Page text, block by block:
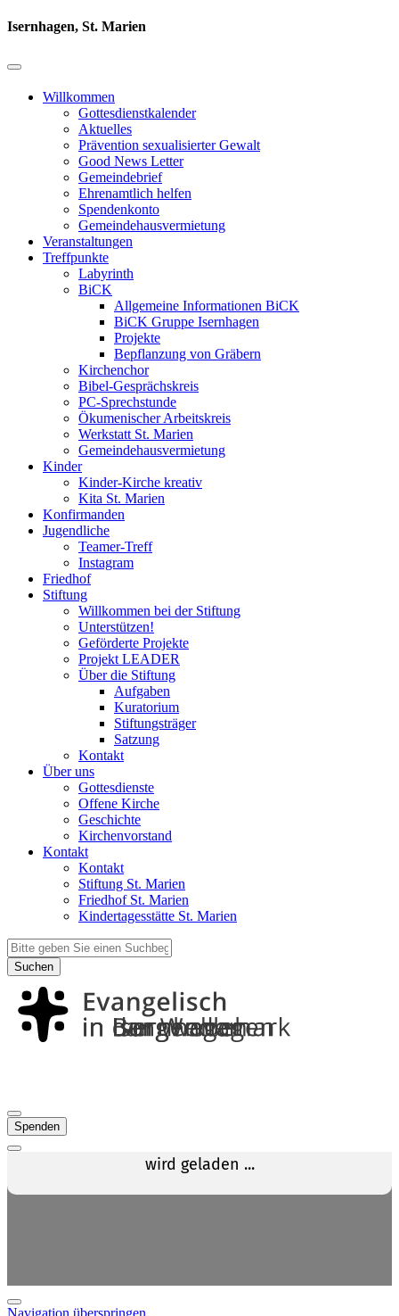
Isernhagen, St. Marien
Willkommen
Gottesdienstkalender
Aktuelles
Prävention sexualisierter Gewalt
Good News Letter
Gemeindebrief
Ehrenamtlich helfen
Spendenkonto
Gemeindehausvermietung
Veranstaltungen
Treffpunkte
Labyrinth
BiCK
Allgemeine Informationen BiCK
BiCK Gruppe Isernhagen
Projekte
Bepflanzung von Gräbern
Kirchenchor
Bibel-Gesprächskreis
PC-Sprechstunde
Ökumenischer Arbeitskreis
Werkstatt St. Marien
Gemeindehausvermietung
Kinder
Kinder-Kirche kreativ
Kita St. Marien
Konfirmanden
Jugendliche
Teamer-Treff
Instagram
Friedhof
Stiftung
Willkommen bei der Stiftung
Unterstützen!
Geförderte Projekte
Projekt LEADER
Über die Stiftung
Aufgaben
Kuratorium
Stiftungsträger
Satzung
Kontakt
Über uns
Gottesdienste
Offene Kirche
Geschichte
Kirchenvorstand
Kontakt
Kontakt
Stiftung St. Marien
Friedhof St. Marien
Kindertagesstätte St. Marien
Suchen
Spenden
Navigation überspringen